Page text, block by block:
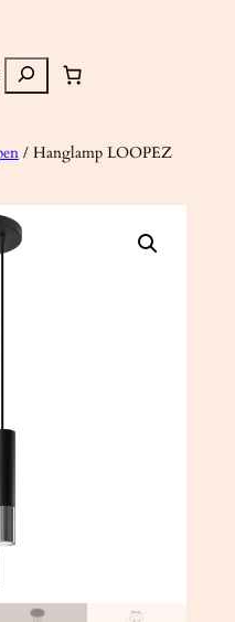
Zoeken
/ Hanglamp LOOPEZ